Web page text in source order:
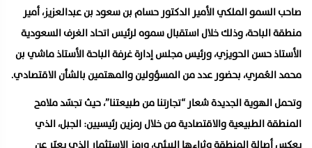
صاحب السمو الملكي الأمير الدكتور حسام بن سعود بن عبدالعزيز، أمير
منطقة الباحة، وذلك خلال استقبال سموه لرئيس اتحاد الغرف السعودية
الأستاذ حسن الحويزي، ورئيس مجلس إدارة غرفة الباحة الأستاذ ماشي بن
محمد العُمري، بحضور عدد من المسؤولين والمهتمين بالشأن الاقتصادي.
وتحمل الهوية الجديدة شعار “تجارتنا من طبيعتنا”، حيث تجسّد ملامح
المنطقة الطبيعية والاقتصادية من خلال رمزين رئيسيين: الجبل، الذي
يعكس أصالة المنطقة وثراءها البيئي، ورمز الاستثمار الذي يعبّر عن